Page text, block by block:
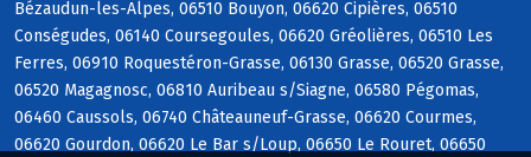
Bézaudun-les-Alpes, 06510 Bouyon, 06620 Cipières, 06510
Conségudes, 06140 Coursegoules, 06620 Gréolières, 06510 Les
Ferres, 06910 Roquestéron-Grasse, 06130 Grasse, 06520 Grasse,
06520 Magagnosc, 06810 Auribeau s/Siagne, 06580 Pégomas,
06460 Caussols, 06740 Châteauneuf-Grasse, 06620 Courmes,
06620 Gourdon, 06620 Le Bar s/Loup, 06650 Le Rouret, 06650